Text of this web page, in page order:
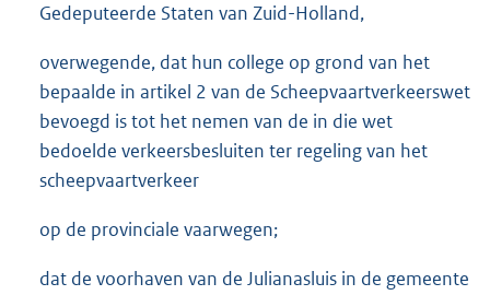
Gedeputeerde Staten van Zuid-Holland,
overwegende, dat hun college op grond van het
bepaalde in artikel 2 van de Scheepvaartverkeerswet
bevoegd is tot het nemen van de in die wet
bedoelde verkeersbesluiten ter regeling van het
scheepvaartverkeer
op de provinciale vaarwegen;
dat de voorhaven van de Julianasluis in de gemeente